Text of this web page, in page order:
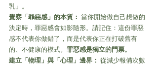
乳」。
覺察「罪惡感」的本質： 當你開始做自己想做的
決定時，罪惡感會如影隨形。請記住：這份罪惡
感不代表你做錯了，而是代表你正在打破舊有
的、不健康的模式。 罪惡感是獨立的門票。
建立「物理」與「心理」邊界： 從減少報備次數